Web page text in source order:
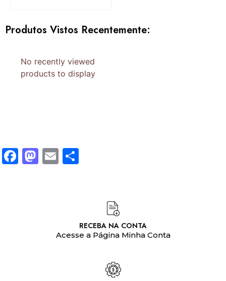
Produtos Vistos Recentemente:
No recently viewed
products to display
Facebook
Mastodon
Email
RECEBA NA CONTA
Acesse a Página Minha Conta